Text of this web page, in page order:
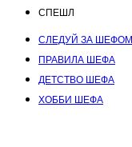
СПЕШЛ
СЛЕДУЙ ЗА ШЕФОМ
ПРАВИЛА ШЕФА
ДЕТСТВО ШЕФА
ХОББИ ШЕФА